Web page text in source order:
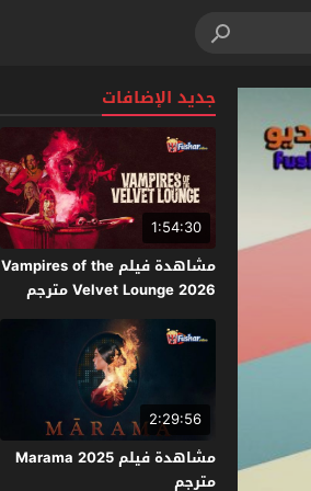
جديد الإضافات
1:54:30
مشاهدة فيلم Vampires of the
Velvet Lounge 2026 مترجم
2:29:56
مشاهدة فيلم Marama 2025
مترجم